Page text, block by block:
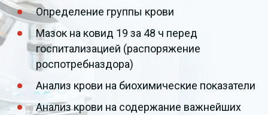
Определение группы крови
Мазок на ковид 19 за 48 ч перед
госпитализацией (распоряжение
роспотребназдора)
Анализ крови на биохимические показатели
Анализ крови на содержание важнейших